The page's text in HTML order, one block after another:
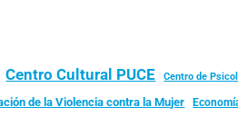
Centro Cultural PUCE Centro de
de la Violencia contra la Mujer